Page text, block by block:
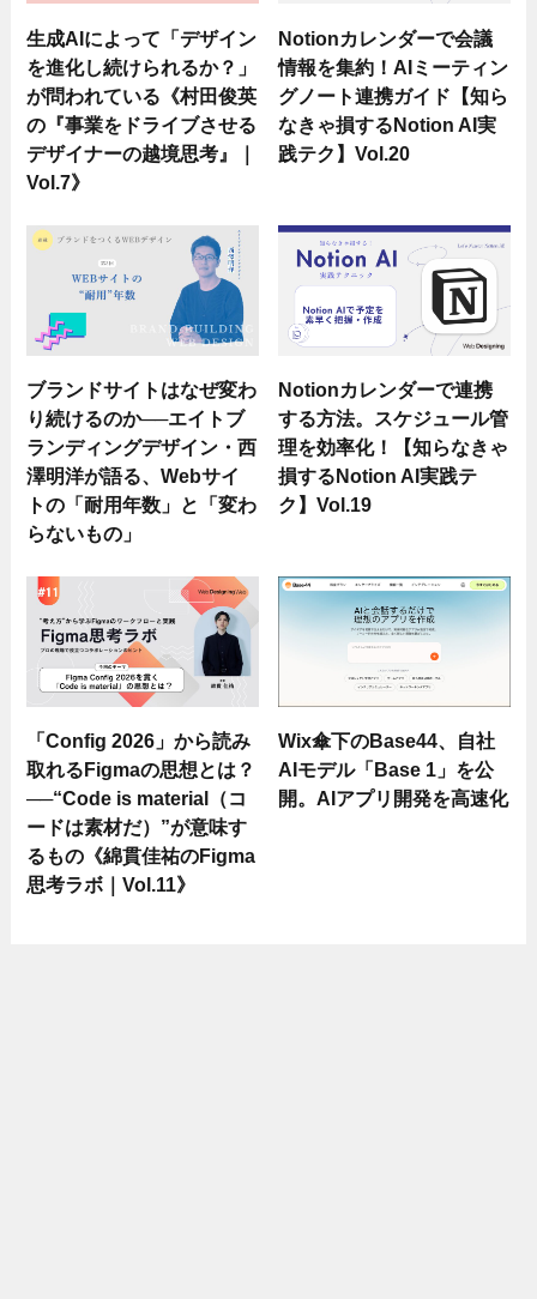
生成AIによって「デザイン
を進化し続けられるか？」
が問われている《村田俊英
の『事業をドライブさせる
デザイナーの越境思考』｜
Vol.7》
Notionカレンダーで会議
情報を集約！AIミーティン
グノート連携ガイド【知ら
なきゃ損するNotion AI実
践テク】Vol.20
ブランドサイトはなぜ変わ
り続けるのか──エイトブ
ランディングデザイン・西
澤明洋が語る、Webサイ
トの「耐用年数」と「変わ
らないもの」
Notionカレンダーで連携
する方法。スケジュール管
理を効率化！【知らなきゃ
損するNotion AI実践テ
ク】Vol.19
「Config 2026」から読み
取れるFigmaの思想とは？
──“Code is material（コ
ードは素材だ）”が意味す
るもの《綿貫佳祐のFigma
思考ラボ｜Vol.11》
Wix傘下のBase44、自社
AIモデル「Base 1」を公
開。AIアプリ開発を高速化